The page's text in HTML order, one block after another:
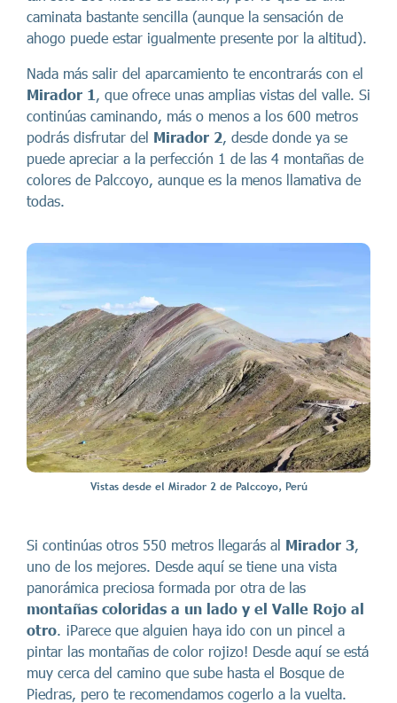
caminata bastante sencilla (aunque la sensación de
ahogo puede estar igualmente presente por la altitud).
Nada más salir del aparcamiento te encontrarás con el
Mirador 1 , que ofrece unas amplias vistas del valle. Si
continúas caminando, más o menos a los 600 metros
podrás disfrutar del Mirador 2, desde donde ya se
puede apreciar a la perfección 1 de las 4 montañas de
colores de Palccoyo, aunque es la menos llamativa de
todas.
Vistas desde el Mirador 2 de Palccoyo, Perú
Si continúas otros 550 metros llegarás al Mirador 3
uno de los mejores. Desde aquí se tiene una vista
panorámica preciosa formada por otra de las
montañas coloridas a un lado y el Valle Rojo al
otro . ¡Parece que alguien haya ido con un pincel a
pintar las montañas de color rojizo! Desde aquí se está
muy cerca del camino que sube hasta el Bosque de
Piedras, pero te recomendamos cogerlo a la vuelta.